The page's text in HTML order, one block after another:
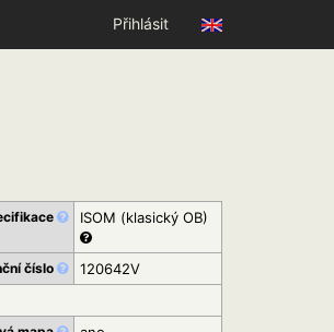
Přihlásit
ISOM (klasický OB)
číslo 120642V